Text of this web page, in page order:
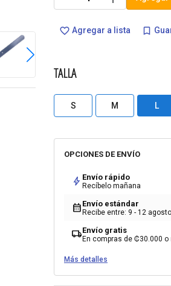
favorite_border Agregar a lista bookmark_border
TALLA
S M L
OPCIONES DE ENVÍO
bolt Envío rápido
Recíbelo mañana
calendar_month Envío estándar
Recibe entre: 9 - 12 agosto
local_shippingEnvío gratis
En compras de ₡30.000 o
Más detalles